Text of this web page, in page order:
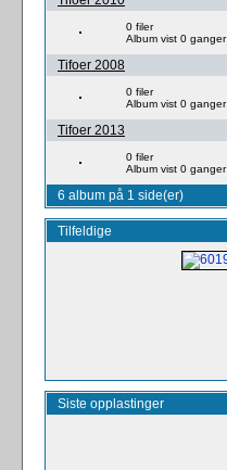
0 filer
Album vist 0 ganger
Tifoer 2008
0 filer
Album vist 0 ganger
Tifoer 2013
0 filer
Album vist 0 ganger
6 album på 1 side(er)
Tilfeldige
Siste opplastinger